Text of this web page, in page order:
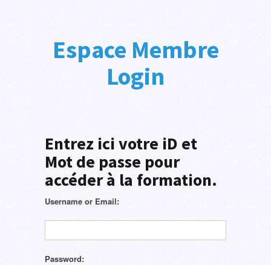
Espace Membre
Login
Entrez ici votre iD et
Mot de passe pour
accéder à la formation.
Username or Email:
Password: